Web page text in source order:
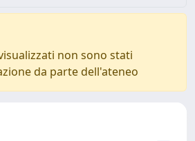
non sono stati
da parte dell'ateneo